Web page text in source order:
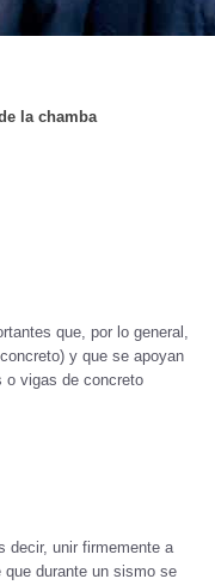
la chamba
que, por lo general,
y que se apoyan
o vigas de concreto
decir, unir firmemente a
durante un sismo se